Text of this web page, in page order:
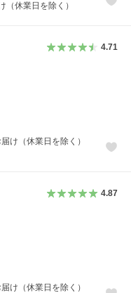
（休業日を除く）
4.71
け（休業日を除く）
4.87
け（休業日を除く）